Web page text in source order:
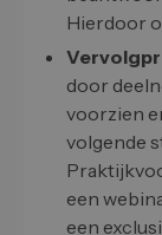
Hierdoor
door
voorzien
volgende
een
een